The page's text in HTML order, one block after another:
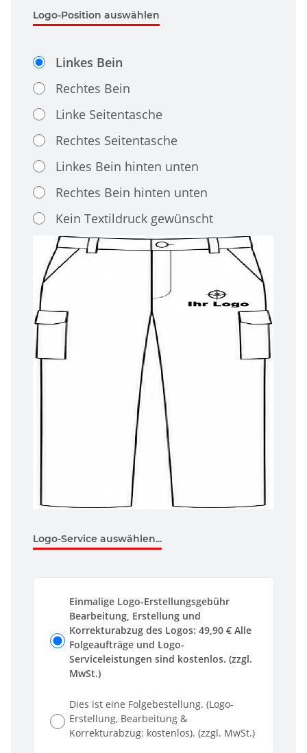
Logo-Position auswählen
Linkes Bein
Rechtes Bein
Linke Seitentasche
Rechtes Seitentasche
Linkes Bein hinten unten
Rechtes Bein hinten unten
Kein Textildruck gewünscht
Logo-Service auswählen...
Einmalige Logo-Erstellungsgebühr
Bearbeitung, Erstellung und
Korrekturabzug des Logos: 49,90 € Alle
Folgeaufträge und Logo-
Serviceleistungen sind kostenlos. (zzgl.
MwSt.)
Dies ist eine Folgebestellung. (Logo-
Erstellung, Bearbeitung &
Korrekturabzug: kostenlos). (zzgl. MwSt.)